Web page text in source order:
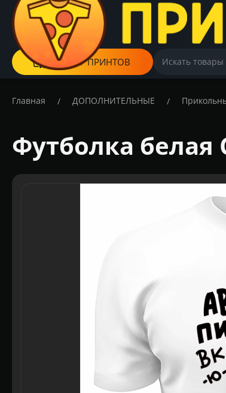
КАТАЛОГ ПРИНТОВ
Главная / ДОПОЛНИТЕЛЬНЫЕ /
Футболка белая